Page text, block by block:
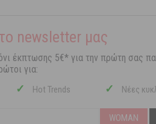
newsletter μας
έκπτωσης 5€* για την πρώτη σας
για:
✓ Hot Trends ✓ Νέες
WOMAN